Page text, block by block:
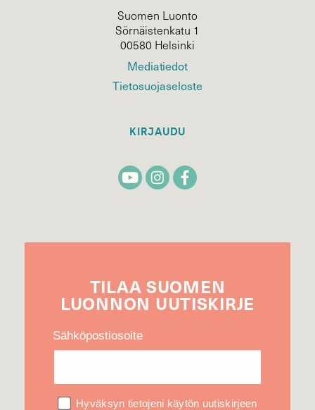
Suomen Luonto
Sörnäistenkatu 1
00580 Helsinki
Mediatiedot
Tietosuojaseloste
KIRJAUDU
TILAA SUOMEN
LUONNON UUTIS­KIRJE
Sähköpostiosoite
Hyväksyn tietojeni käytön uutiskirjeen